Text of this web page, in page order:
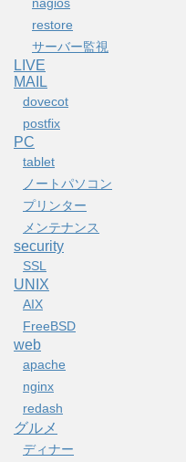
restore
サーバー監視
LIVE
MAIL
dovecot
postfix
PC
tablet
ノートパソコン
プリンター
メンテナンス
security
SSL
UNIX
AIX
FreeBSD
web
apache
nginx
redash
グルメ
ディナー